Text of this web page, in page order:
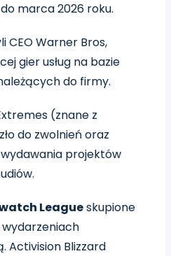
marca 2026 roku.
CEO Warner Bros,
gier usług na bazie
do firmy.
(znane z
do zwolnień oraz
projektów
Leagueskupione
Activision Blizzard